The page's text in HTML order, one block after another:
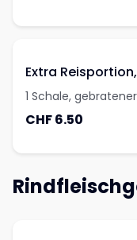
Extra
1 Schale,
CHF 6.50